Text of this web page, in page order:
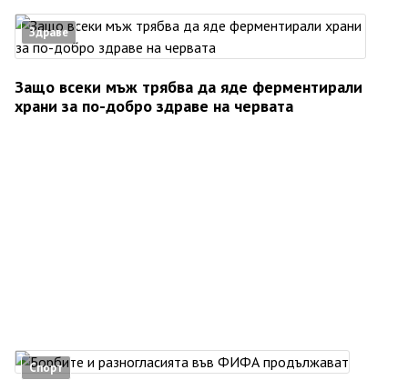
Здраве
Защо всеки мъж трябва да яде ферментирали
храни за по-добро здраве на червата
Спорт